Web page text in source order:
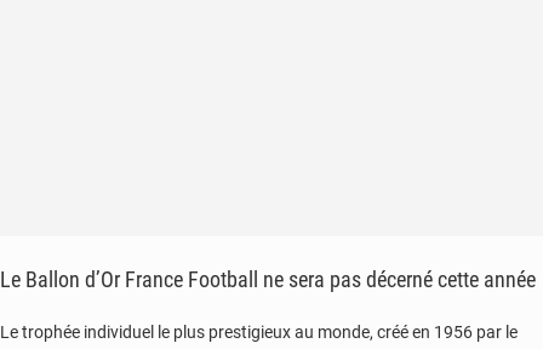
Le Ballon d’Or France Football ne sera pas décerné cette année
Le trophée individuel le plus prestigieux au monde, créé en 1956 par le